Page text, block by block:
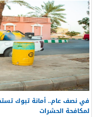
في نصف عام.. أمانة تبوك
لمكافحة الحشرات